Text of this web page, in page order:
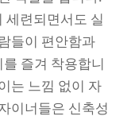
련되면서도 실
들이 편안함과
즐겨 착용합니
는 느낌 없이 자
이너들은 신축성